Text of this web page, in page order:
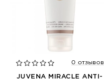
0 отзывов
JUVENA MIRACLE ANTI-